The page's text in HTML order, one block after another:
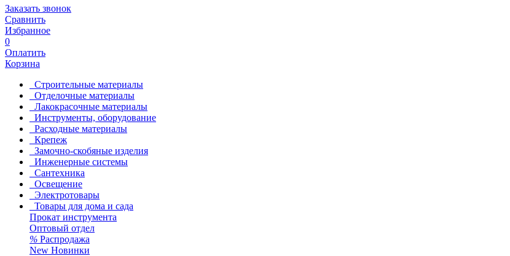
Заказать звонок
Сравнить
Избранное
0
Оплатить
Корзина
Строительные материалы
Отделочные материалы
Лакокрасочные материалы
Инструменты, оборудование
Расходные материалы
Крепеж
Замочно-скобяные изделия
Инженерные системы
Сантехника
Освещение
Электротовары
Товары для дома и сада
Прокат инструмента
Оптовый отдел
% Распродажа
New Новинки